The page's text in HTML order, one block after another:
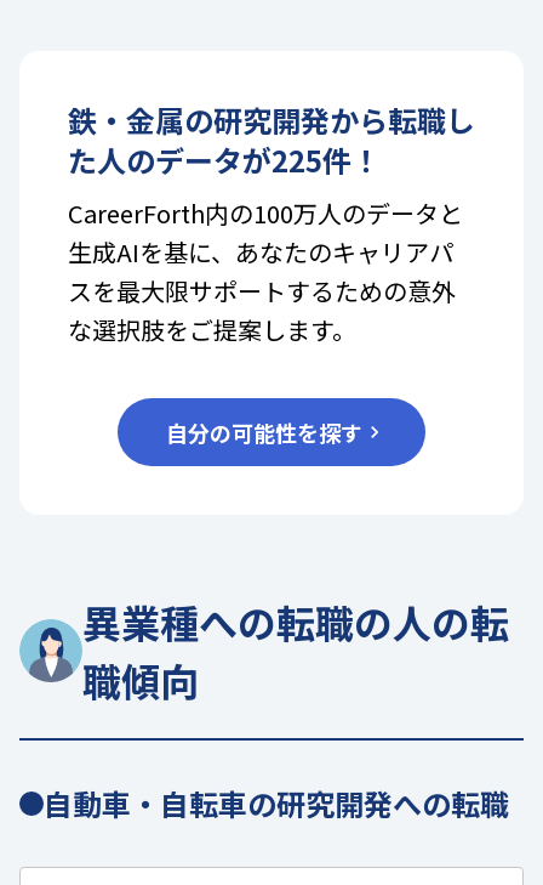
鉄・金属の研究開発から転職し
た人のデータが225件！
CareerForth内の100万人のデータと
生成AIを基に、あなたのキャリアパ
スを最大限サポートするための意外
な選択肢をご提案します。
自分の可能性を探す
異業種への転職の人の転
職傾向
自動車・自転車の研究開発への転職